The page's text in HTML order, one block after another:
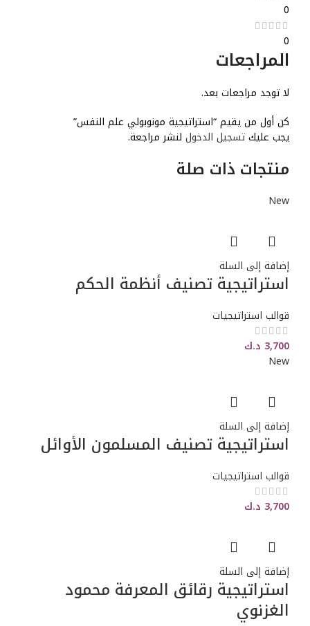
0
0
المراجعات
لا توجد مراجعات بعد.
كن أول من يقيم “استراتيجية مونوبولي علم النفس”
يجب عليكتسجيل الدخول لنشر مراجعة.
منتجات ذات صلة
New
إضافة إلى السلة
استراتيجية تصنيف أنظمة الحكم
قوالب استراتيجيات
3,700 د.ك
New
إضافة إلى السلة
استراتيجية تصنيف المسلمون الأوائل
قوالب استراتيجيات
3,700 د.ك
إضافة إلى السلة
استراتيجية رقائق المعرفة محمود
الغزنوي